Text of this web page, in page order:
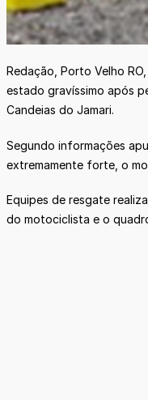
Redação, Porto Velho
estado gravíssimo após
Candeias do Jamari.
Segundo informações
extremamente forte, o
Equipes de resgate
do motociclista e o